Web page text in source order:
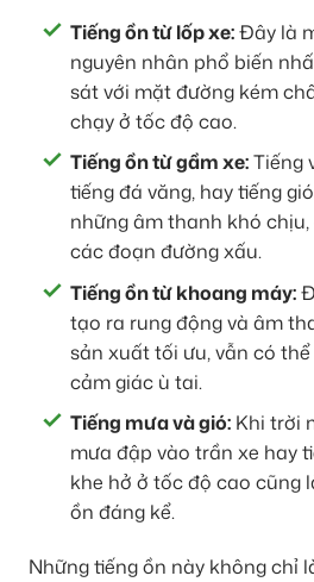
Tiếng ồn từ lốp xe:Đây là
nguyên nhân phổ biến
sát với mặt đường kém
chạy ở tốc độ cao.
Tiếng ồn từ gầm xe:Tiếng
tiếng đá văng, hay tiếng
những âm thanh khó
các đoạn đường xấu.
Tiếng ồn từ khoang máy:
tạo ra rung động và âm
sản xuất tối ưu, vẫn có
cảm giác ù tai.
Tiếng mưa và gió: Khi trời
mưa đập vào trần xe hay
khe hở ở tốc độ cao cũng
ồn đáng kể.
Những tiếng ồn này không chỉ